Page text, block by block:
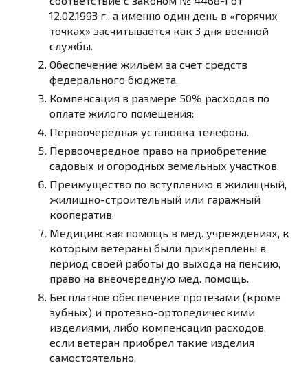
12.02.1993 г., а именно один день в «горячих
точках» засчитывается как 3 дня военной
службы.
Обеспечение жильем за счет средств
федерального бюджета.
Компенсация в размере 50% расходов по
оплате жилого помещения:
Первоочередная установка телефона.
Первоочередное право на приобретение
садовых и огородных земельных участков.
Преимущество по вступлению в жилищный,
жилищно-строительный или гаражный
кооператив.
Медицинская помощь в мед. учреждениях, к
которым ветераны были прикреплены в
период своей работы до выхода на пенсию,
право на внеочередную мед. помощь.
Бесплатное обеспечение протезами (кроме
зубных) и протезно-ортопедическими
изделиями, либо компенсация расходов,
если ветеран приобрел такие изделия
самостоятельно.